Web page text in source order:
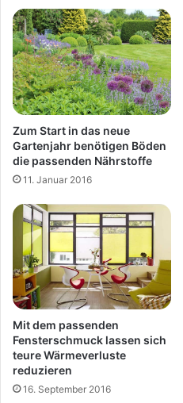
Zum Start in das neue
Gartenjahr benötigen Böden
die passenden Nährstoffe
11. Januar 2016
Mit dem passenden
Fensterschmuck lassen sich
teure Wärmeverluste
reduzieren
16. September 2016